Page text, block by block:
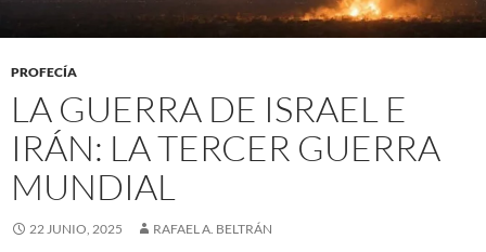
PROFECÍA
LA GUERRA DE ISRAEL E
IRÁN: LA TERCER GUERRA
MUNDIAL
22 JUNIO, 2025 RAFAEL A. BELTRÁN